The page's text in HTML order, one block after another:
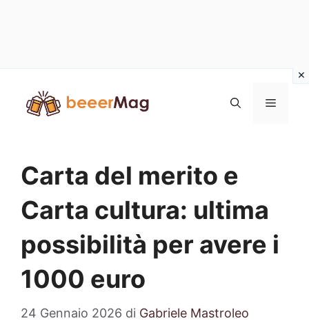
contenuto
Menu
Carta del merito e
Carta cultura: ultima
possibilità per avere i
1000 euro
24 Gennaio 2026 di Gabriele Mastroleo